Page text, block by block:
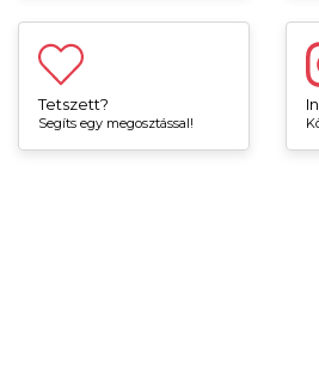
Tetszett?
Segíts egy megosztással!